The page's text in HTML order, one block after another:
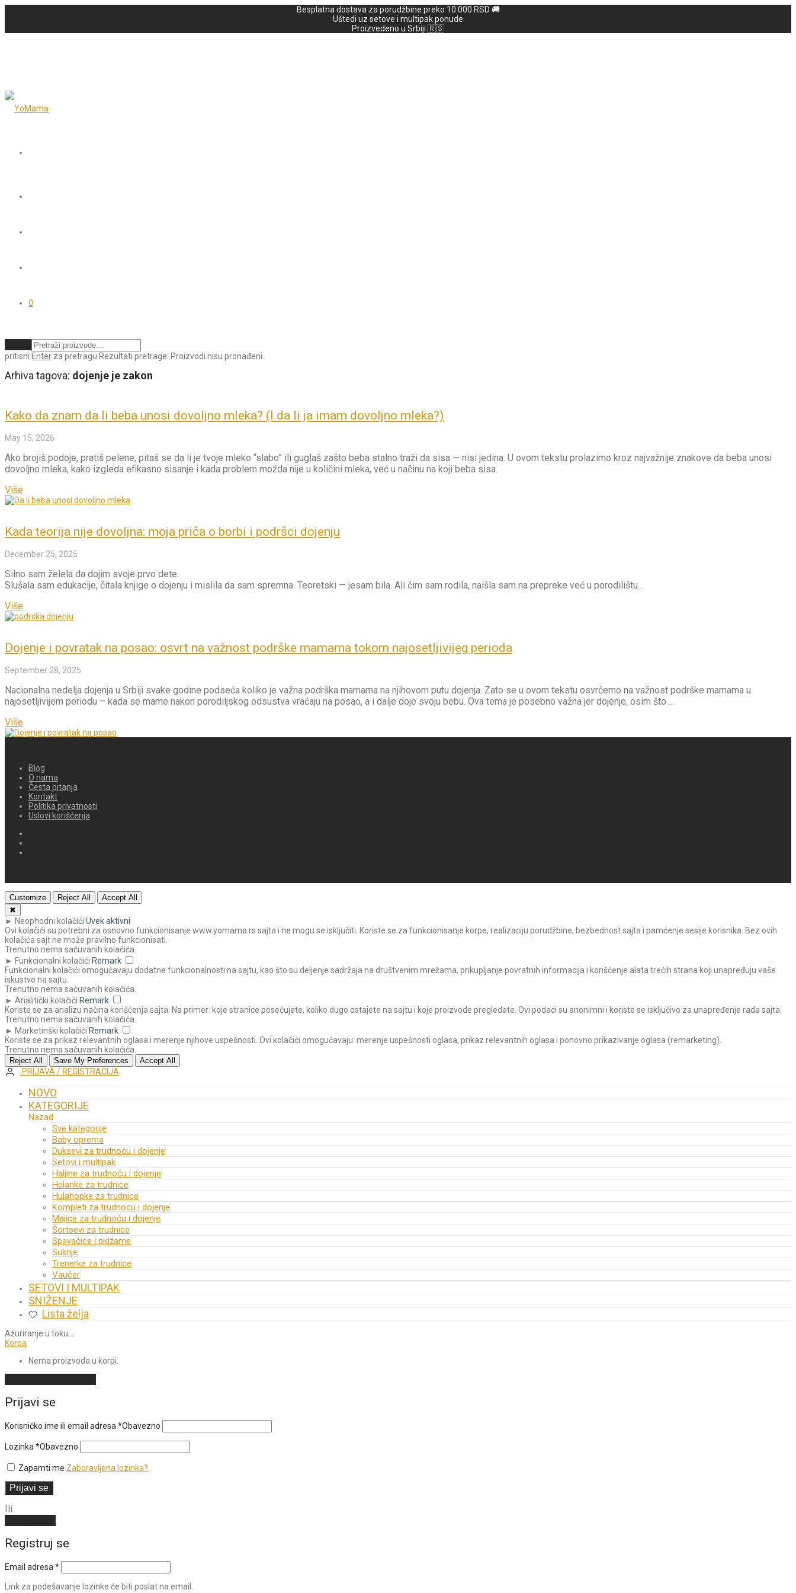
Besplatna dostava za porudžbine preko 10.000 RSD 🚚
Uštedi uz setove i multipak ponude
Proizvedeno u Srbiji 🇷🇸
0
pritisni Enter za pretragu Rezultati pretrage: Proizvodi nisu pronađeni.
Arhiva tagova: dojenje je zakon
Kako da znam da li beba unosi dovoljno mleka? (I da li ja imam dovoljno mleka?)
May 15, 2026
Ako brojiš podoje, pratiš pelene, pitaš se da li je tvoje mleko “slabo” ili guglaš zašto beba stalno traži da sisa — nisi jedina. U ovom tekstu prolazimo kroz najvažnije znakove da beba unosi
dovoljno mleka, kako izgleda efikasno sisanje i kada problem možda nije u količini mleka, već u načinu na koji beba sisa.
Više
Kada teorija nije dovoljna: moja priča o borbi i podršci dojenju
December 25, 2025
Silno sam želela da dojim svoje prvo dete.
Slušala sam edukacije, čitala knjige o dojenju i mislila da sam spremna. Teoretski — jesam bila. Ali čim sam rodila, naišla sam na prepreke već u porodilištu…
Više
Dojenje i povratak na posao: osvrt na važnost podrške mamama tokom najosetljivijeg perioda
September 28, 2025
Nacionalna nedelja dojenja u Srbiji svake godine podseća koliko je važna podrška mamama na njihovom putu dojenja. Zato se u ovom tekstu osvrćemo na važnost podrške mamama u
najosetljivijem periodu – kada se mame nakon porodiljskog odsustva vraćaju na posao, a i dalje doje svoju bebu. Ova tema je posebno važna jer dojenje, osim što …
Više
Blog
O nama
Česta pitanja
Kontakt
Politika privatnosti
Uslovi korišćenja
Customize Reject All
Accept All
✖
► Neophodni kolačići Uvek aktivni
Ovi kolačići su potrebni za osnovno funkcionisanje www.yomama.rs sajta i ne mogu se isključiti. Koriste se za funkcionisanje korpe, realizaciju porudžbine, bezbednost sajta i pamćenje sesije korisnika. Bez ovih
kolačića sajt ne može pravilno funkcionisati.
Trenutno nema sačuvanih kolačića.
► Funkcionalni kolačići Remark
Funkcionalni kolačići omogućavaju dodatne funkcionalnosti na sajtu, kao što su deljenje sadržaja na društvenim mrežama, prikupljanje povratnih informacija i korišćenje alata trećih strana koji unapređuju vaše
iskustvo na sajtu.
Trenutno nema sačuvanih kolačića.
► Analitički kolačići Remark
Koriste se za analizu načina korišćenja sajta. Na primer: koje stranice posećujete, koliko dugo ostajete na sajtu i koje proizvode pregledate. Ovi podaci su anonimni i koriste se isključivo za unapređenje rada sajta.
Trenutno nema sačuvanih kolačića.
► Marketinški kolačići Remark
Koriste se za prikaz relevantnih oglasa i merenje njihove uspešnosti. Ovi kolačići omogućavaju: merenje uspešnosti oglasa, prikaz relevantnih oglasa i ponovno prikazivanje oglasa (remarketing).
Trenutno nema sačuvanih kolačića.
Reject All Save My Preferences Accept All
PRIJAVA / REGISTRACIJA
NOVO
KATEGORIJE
Nazad
Sve kategorije
Baby oprema
Duksevi za trudnoću i dojenje
Setovi i multipak
Haljine za trudnoću i dojenje
Helanke za trudnice
Hulahopke za trudnice
Kompleti za trudnocu i dojenje
Majice za trudnoću i dojenje
Šortsevi za trudnice
Spavaćice i pidžame
Suknje
Trenerke za trudnice
Vaučer
SETOVI I MULTIPAK
SNIŽENJE
Lista želja
Ažuriranje u toku…
Korpa
Nema proizvoda u korpi.
Prijavi se
Korisničko ime ili email adresa *Obavezno
Lozinka *Obavezno
Zapamti me Zaboravljena lozinka?
Prijavi se
Ili
Registruj se
Email adresa *
Link za podešavanje lozinke će biti poslat na email.